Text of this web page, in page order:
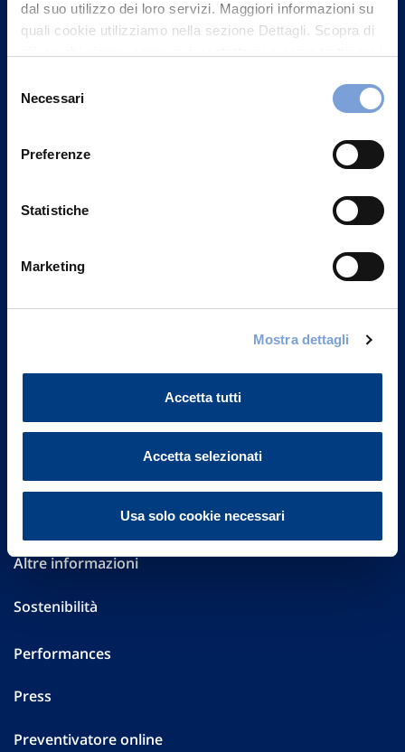
dal suo utilizzo dei loro servizi. Maggiori informazioni su
quali cookie utilizziamo nella sezione Dettagli. Scopra di
può trovare nel footer del sito nella sezione "Informativa
delNecessari
Preferenze
Statistiche
Marketing
Mostra dettagli
Accetta tutti
Accetta selezionati
Usa solo cookie necessari
FAQ
Governance
Investor Relations
Altre informazioni
Sostenibilità
Performances
Press
Preventivatore online